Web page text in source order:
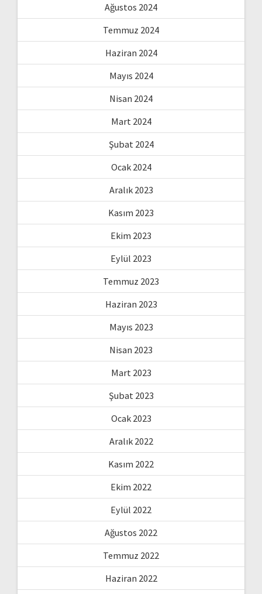
Ağustos 2024
Temmuz 2024
Haziran 2024
Mayıs 2024
Nisan 2024
Mart 2024
Şubat 2024
Ocak 2024
Aralık 2023
Kasım 2023
Ekim 2023
Eylül 2023
Temmuz 2023
Haziran 2023
Mayıs 2023
Nisan 2023
Mart 2023
Şubat 2023
Ocak 2023
Aralık 2022
Kasım 2022
Ekim 2022
Eylül 2022
Ağustos 2022
Temmuz 2022
Haziran 2022